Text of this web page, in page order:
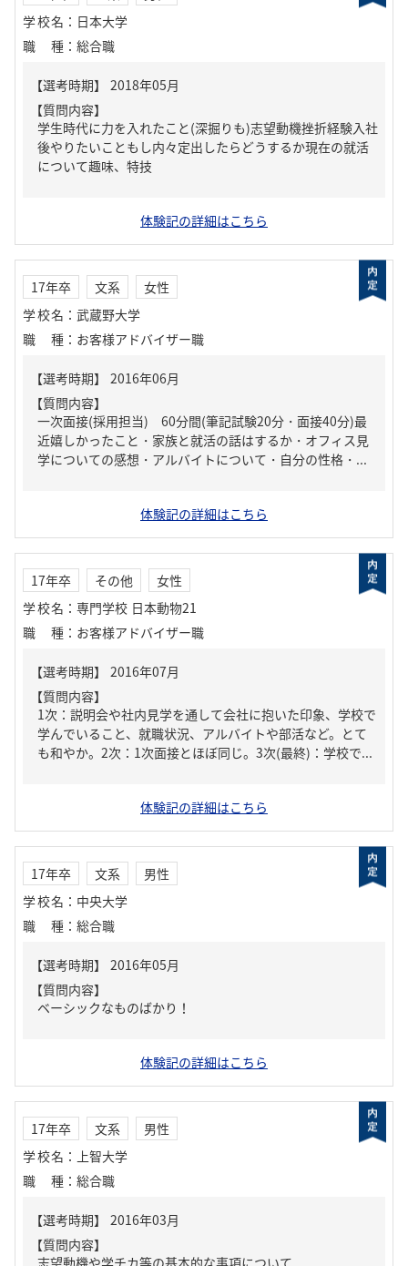
学校名 ： 日本大学
職種 ： 総合職
【質問内容】
学生時代に力を入れたこと(深掘りも)志望動機挫折経験入社
後やりたいこともし内々定出したらどうするか現在の就活
について趣味、特技
体験記の詳細はこちら
17年卒 文系
女性
学校名 ： 武蔵野大学
職種 ： お客様アドバイザー職
【質問内容】
一次面接(採用担当) 60分間(筆記試験20分・面接40分)最
近嬉しかったこと・家族と就活の話はするか・オフィス見
学についての感想・アルバイトについて・自分の性格・...
体験記の詳細はこちら
17年卒 その他
女性
学校名 ： 専門学校 日本動物21
職種 ： お客様アドバイザー職
【質問内容】
1次：説明会や社内見学を通して会社に抱いた印象、学校で
学んでいること、就職状況、アルバイトや部活など。とて
も和やか。2次：1次面接とほぼ同じ。3次(最終)：学校で...
体験記の詳細はこちら
17年卒 文系
男性
学校名 ： 中央大学
職種 ： 総合職
【質問内容】
ベーシックなものばかり！
体験記の詳細はこちら
17年卒 文系
男性
学校名 ： 上智大学
職種 ： 総合職
【質問内容】
志望動機や学チカ等の基本的な事項について